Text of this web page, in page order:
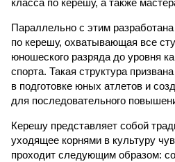
класса по керешу, а также
Параллельно с этим
по керешу, охватывающая все
юношеского разряда до уровня
спорта. Такая структура
в подготовке юных атлетов и
для последовательного
Керешу представляет собой
уходящее корнями в культуру
проходит следующим образом: